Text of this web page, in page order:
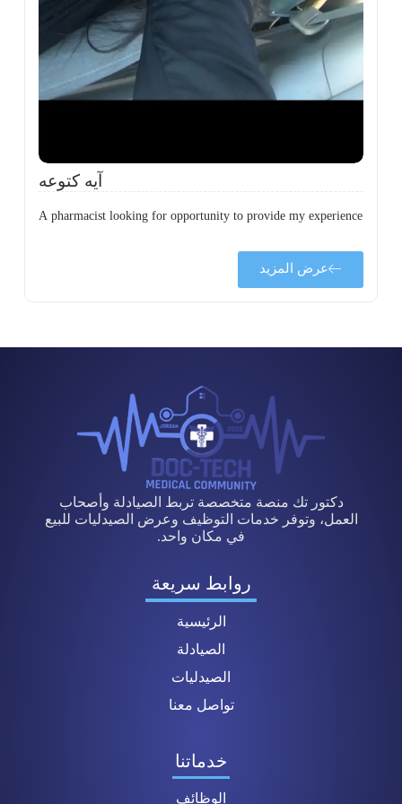
آيه كتوعه
A pharmacist looking for opportunity to provide my experience
عرض المزيد
دكتور تك منصة متخصصة تربط الصيادلة وأصحاب
العمل، وتوفر خدمات التوظيف وعرض الصيدليات للبيع
في مكان واحد.
روابط سريعة
الرئيسية
الصيادلة
الصيدليات
تواصل معنا
خدماتنا
الوظائف